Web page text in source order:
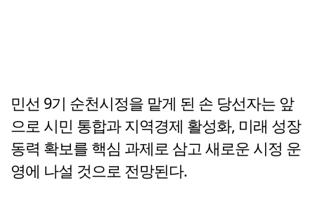
민선 9기 순천시정을 맡게 된 손 당선자는 앞
으로 시민 통합과 지역경제 활성화, 미래 성장
동력 확보를 핵심 과제로 삼고 새로운 시정 운
영에 나설 것으로 전망된다.